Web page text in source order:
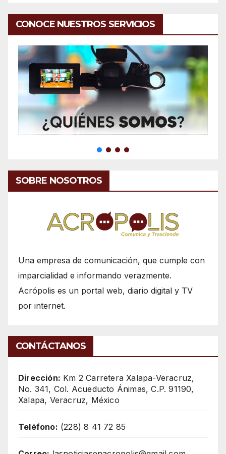
CONOCE NUESTROS SERVICIOS
SOBRE NOSOTROS
Una empresa de comunicación, que cumple con
imparcialidad e informando verazmente.
Acrópolis es un portal web, diario digital y TV
por internet.
CONTÁCTANOS
Dirección: Km 2 Carretera Xalapa-Veracruz,
No. 341, Col. Acueducto Ánimas, C.P. 91190,
Xalapa, Veracruz, México
Teléfono: (228) 8 41 72 85